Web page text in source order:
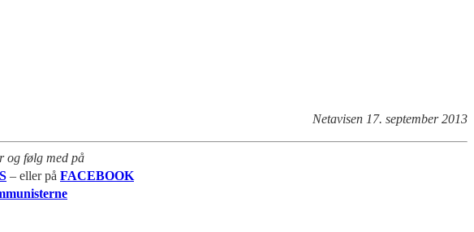
Netavisen 17. september 2013
og følg med på
– eller på FACEBOOK